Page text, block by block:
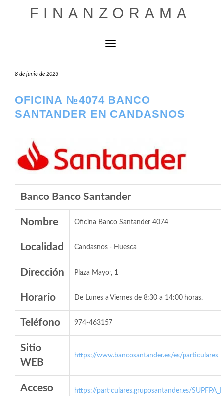
FINANZORAMA
Cambiar modo de navegación
8 de junio de 2023
OFICINA №4074 BANCO
SANTANDER EN CANDASNOS
Banco Banco Santander
Nombre Oficina Banco Santander 4074
Localidad Candasnos - Huesca
Dirección Plaza Mayor, 1
Horario De Lunes a Viernes de 8:30 a 14:00 horas.
Teléfono 974-463157
Sitio
WEB
https://www.bancosantander.es/es/particulares
Acceso
https://particulares.gruposantander.es/